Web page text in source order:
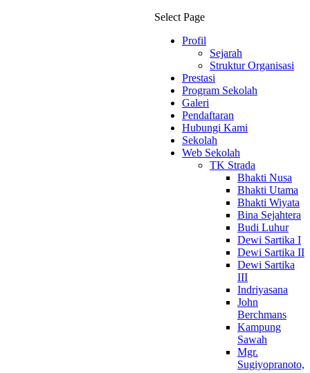
Select Page
Profil
Sejarah
Struktur Organisasi
Prestasi
Program Sekolah
Galeri
Pendaftaran
Hubungi Kami
Sekolah
Web Sekolah
TK Strada
Bhakti Nusa
Bhakti Utama
Bhakti Wiyata
Bina Sejahtera
Budi Luhur
Dewi Sartika I
Dewi Sartika II
Dewi Sartika
III
Indriyasana
John
Berchmans
Kampung
Sawah
Mgr.
Sugiyopranoto,